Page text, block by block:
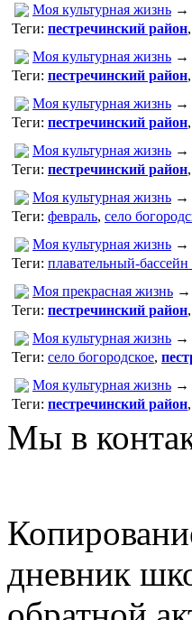
Моя культурная жизнь →
Теги: пестречинский район,
Моя культурная жизнь →
Теги: пестречинский район,
Моя культурная жизнь →
Теги: пестречинский район,
Моя культурная жизнь →
Теги: пестречинский район,
Моя культурная жизнь →
Теги: февраль, село
Моя культурная жизнь →
Теги: плавательный-бассейн
Моя прекрасная жизнь →
Теги: пестречинский район,
Моя культурная жизнь →
Теги: село богородское,
Моя культурная жизнь →
Теги: пестречинский район,
Мы в
дневник